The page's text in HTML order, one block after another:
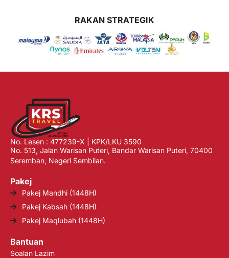
RAKAN STRATEGIK
No. Lesen : 477239-X | KPK/LKU 3590
No. 513, Jalan Warisan Puteri, Bandar Warisan Puteri, 70400
Seremban, Negeri Sembilan.
Pakej
Pakej Mandhi (1448H)
Pakej Kabsah (1448H)
Pakej Maqlubah (1448H)
Bantuan
Soalan Lazim